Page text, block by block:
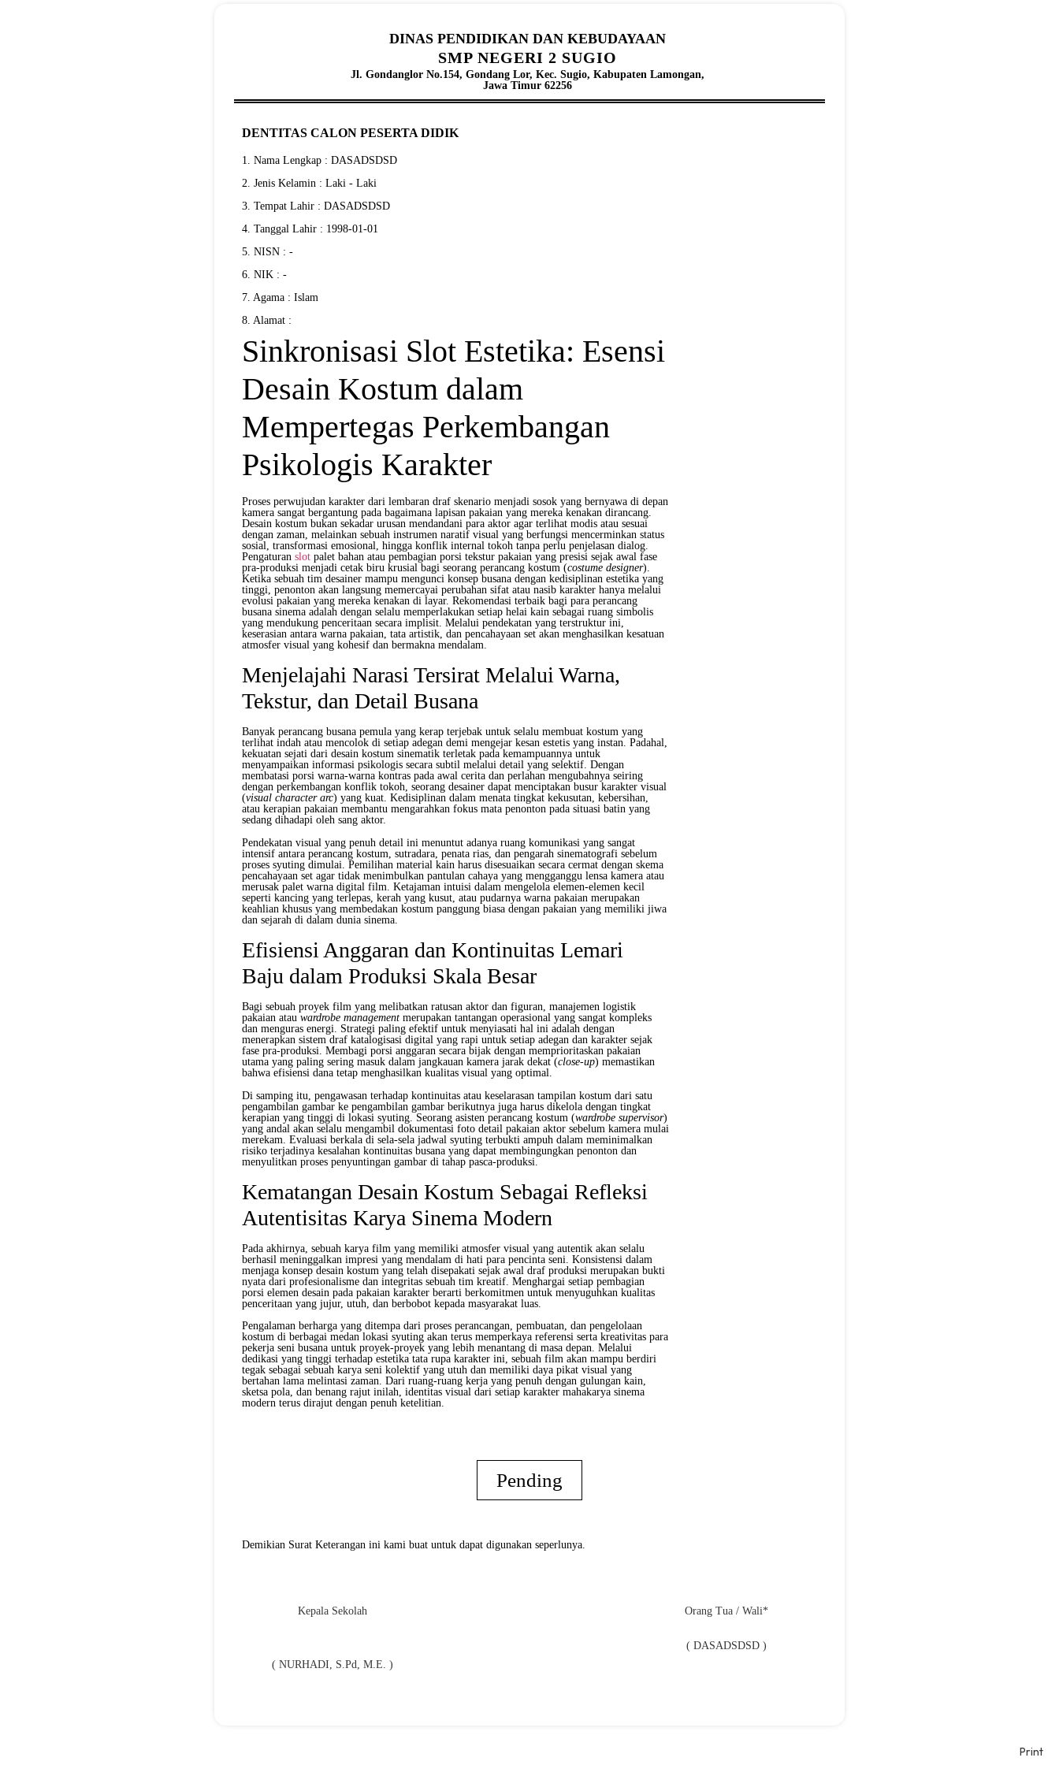
DINAS PENDIDIKAN DAN KEBUDAYAAN
SMP NEGERI 2 SUGIO
Jl. Gondanglor No.154, Gondang Lor, Kec. Sugio, Kabupaten Lamongan,
Jawa Timur 62256
DENTITAS CALON PESERTA DIDIK
1. Nama Lengkap : DASADSDSD
2. Jenis Kelamin : Laki - Laki
3. Tempat Lahir : DASADSDSD
4. Tanggal Lahir : 1998-01-01
5. NISN : -
6. NIK : -
7. Agama : Islam
8. Alamat :
Sinkronisasi Slot Estetika: Esensi
Desain Kostum dalam
Mempertegas Perkembangan
Psikologis Karakter
Proses perwujudan karakter dari lembaran draf skenario menjadi sosok yang bernyawa di depan
kamera sangat bergantung pada bagaimana lapisan pakaian yang mereka kenakan dirancang.
Desain kostum bukan sekadar urusan mendandani para aktor agar terlihat modis atau sesuai
dengan zaman, melainkan sebuah instrumen naratif visual yang berfungsi mencerminkan status
sosial, transformasi emosional, hingga konflik internal tokoh tanpa perlu penjelasan dialog.
Pengaturan slot palet bahan atau pembagian porsi tekstur pakaian yang presisi sejak awal fase
pra-produksi menjadi cetak biru krusial bagi seorang perancang kostum (costume designer).
Ketika sebuah tim desainer mampu mengunci konsep busana dengan kedisiplinan estetika yang
tinggi, penonton akan langsung memercayai perubahan sifat atau nasib karakter hanya melalui
evolusi pakaian yang mereka kenakan di layar. Rekomendasi terbaik bagi para perancang
busana sinema adalah dengan selalu memperlakukan setiap helai kain sebagai ruang simbolis
yang mendukung penceritaan secara implisit. Melalui pendekatan yang terstruktur ini,
keserasian antara warna pakaian, tata artistik, dan pencahayaan set akan menghasilkan kesatuan
atmosfer visual yang kohesif dan bermakna mendalam.
Menjelajahi Narasi Tersirat Melalui Warna,
Tekstur, dan Detail Busana
Banyak perancang busana pemula yang kerap terjebak untuk selalu membuat kostum yang
terlihat indah atau mencolok di setiap adegan demi mengejar kesan estetis yang instan. Padahal,
kekuatan sejati dari desain kostum sinematik terletak pada kemampuannya untuk
menyampaikan informasi psikologis secara subtil melalui detail yang selektif. Dengan
membatasi porsi warna-warna kontras pada awal cerita dan perlahan mengubahnya seiring
dengan perkembangan konflik tokoh, seorang desainer dapat menciptakan busur karakter visual
(visual character arc) yang kuat. Kedisiplinan dalam menata tingkat kekusutan, kebersihan,
atau kerapian pakaian membantu mengarahkan fokus mata penonton pada situasi batin yang
sedang dihadapi oleh sang aktor.
Pendekatan visual yang penuh detail ini menuntut adanya ruang komunikasi yang sangat
intensif antara perancang kostum, sutradara, penata rias, dan pengarah sinematografi sebelum
proses syuting dimulai. Pemilihan material kain harus disesuaikan secara cermat dengan skema
pencahayaan set agar tidak menimbulkan pantulan cahaya yang mengganggu lensa kamera atau
merusak palet warna digital film. Ketajaman intuisi dalam mengelola elemen-elemen kecil
seperti kancing yang terlepas, kerah yang kusut, atau pudarnya warna pakaian merupakan
keahlian khusus yang membedakan kostum panggung biasa dengan pakaian yang memiliki jiwa
dan sejarah di dalam dunia sinema.
Efisiensi Anggaran dan Kontinuitas Lemari
Baju dalam Produksi Skala Besar
Bagi sebuah proyek film yang melibatkan ratusan aktor dan figuran, manajemen logistik
pakaian atau wardrobe management merupakan tantangan operasional yang sangat kompleks
dan menguras energi. Strategi paling efektif untuk menyiasati hal ini adalah dengan
menerapkan sistem draf katalogisasi digital yang rapi untuk setiap adegan dan karakter sejak
fase pra-produksi. Membagi porsi anggaran secara bijak dengan memprioritaskan pakaian
utama yang paling sering masuk dalam jangkauan kamera jarak dekat (close-up) memastikan
bahwa efisiensi dana tetap menghasilkan kualitas visual yang optimal.
Di samping itu, pengawasan terhadap kontinuitas atau keselarasan tampilan kostum dari satu
pengambilan gambar ke pengambilan gambar berikutnya juga harus dikelola dengan tingkat
kerapian yang tinggi di lokasi syuting. Seorang asisten perancang kostum (wardrobe supervisor)
yang andal akan selalu mengambil dokumentasi foto detail pakaian aktor sebelum kamera mulai
merekam. Evaluasi berkala di sela-sela jadwal syuting terbukti ampuh dalam meminimalkan
risiko terjadinya kesalahan kontinuitas busana yang dapat membingungkan penonton dan
menyulitkan proses penyuntingan gambar di tahap pasca-produksi.
Kematangan Desain Kostum Sebagai Refleksi
Autentisitas Karya Sinema Modern
Pada akhirnya, sebuah karya film yang memiliki atmosfer visual yang autentik akan selalu
berhasil meninggalkan impresi yang mendalam di hati para pencinta seni. Konsistensi dalam
menjaga konsep desain kostum yang telah disepakati sejak awal draf produksi merupakan bukti
nyata dari profesionalisme dan integritas sebuah tim kreatif. Menghargai setiap pembagian
porsi elemen desain pada pakaian karakter berarti berkomitmen untuk menyuguhkan kualitas
penceritaan yang jujur, utuh, dan berbobot kepada masyarakat luas.
Pengalaman berharga yang ditempa dari proses perancangan, pembuatan, dan pengelolaan
kostum di berbagai medan lokasi syuting akan terus memperkaya referensi serta kreativitas para
pekerja seni busana untuk proyek-proyek yang lebih menantang di masa depan. Melalui
dedikasi yang tinggi terhadap estetika tata rupa karakter ini, sebuah film akan mampu berdiri
tegak sebagai sebuah karya seni kolektif yang utuh dan memiliki daya pikat visual yang
bertahan lama melintasi zaman. Dari ruang-ruang kerja yang penuh dengan gulungan kain,
sketsa pola, dan benang rajut inilah, identitas visual dari setiap karakter mahakarya sinema
modern terus dirajut dengan penuh ketelitian.
Pending
Demikian Surat Keterangan ini kami buat untuk dapat digunakan seperlunya.
Kepala Sekolah
( NURHADI, S.Pd, M.E. )
Orang Tua / Wali*
( DASADSDSD )
Print